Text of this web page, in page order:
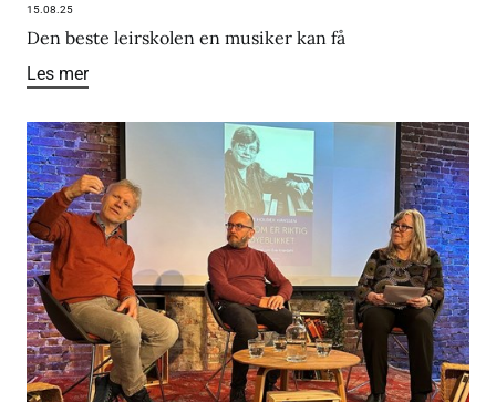
15.08.25
Den beste leirskolen en musiker kan få
Les mer